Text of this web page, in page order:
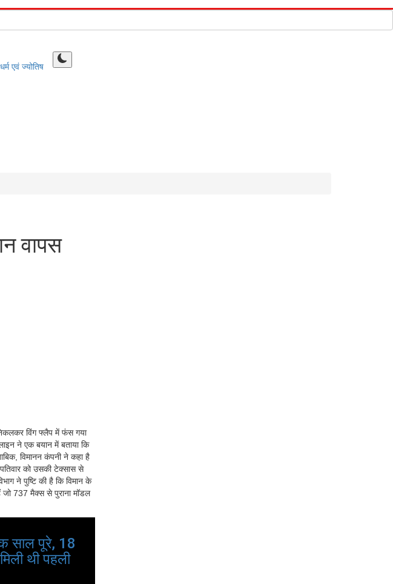
धर्म एवं ज्योतिष
वापस
विंग फ्लैप में फंस गया
ने एक बयान में बताया कि
विमानन कंपनी ने कहा है
को उसकी टेक्सास से
ने पुष्टि की है कि विमान के
737 मैक्स से पुराना मॉडल
साल पूरे, 18
थी पहली